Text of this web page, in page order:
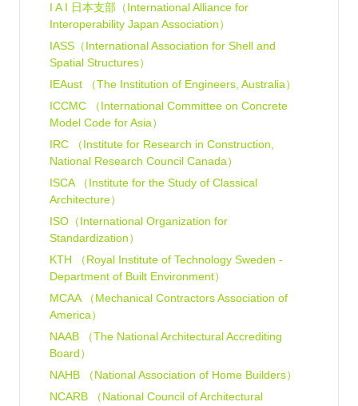
I A I 日本支部（International Alliance for
Interoperability Japan Association）
IASS（International Association for Shell and
Spatial Structures）
IEAust （The Institution of Engineers, Australia）
ICCMC （International Committee on Concrete
Model Code for Asia）
IRC （Institute for Research in Construction,
National Research Council Canada）
ISCA （Institute for the Study of Classical
Architecture）
ISO（International Organization for
Standardization）
KTH （Royal Institute of Technology Sweden -
Department of Built Environment）
MCAA （Mechanical Contractors Association of
America）
NAAB （The National Architectural Accrediting
Board）
NAHB （National Association of Home Builders）
NCARB （National Council of Architectural